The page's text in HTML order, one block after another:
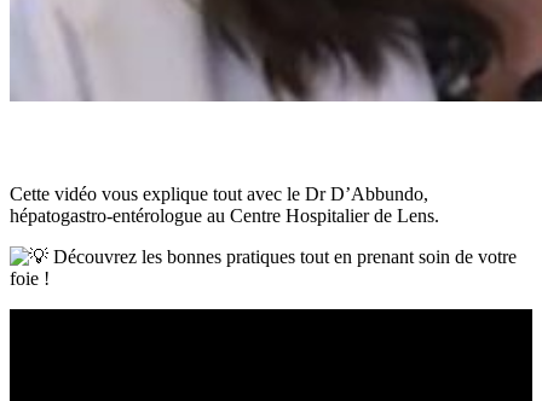
Cette vidéo vous explique tout avec le Dr D’Abbundo,
hépatogastro‑entérologue au Centre Hospitalier de Lens.
Découvrez les bonnes pratiques tout en prenant soin de votre
foie !